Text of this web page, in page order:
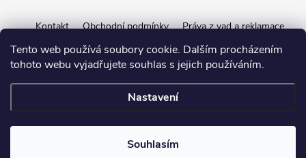
Tento web používá soubory cookie. Dalším procházením
tohoto webu vyjadřujete souhlas s jejich používáním.
Nastavení
Souhlasím
a
Kontakt Obchodní podmínky
Práva z vad a reklamace
Záruka Liquid Force
Reklamační řád pro firmy
Copyright 2026wakeshop.cz. Všechna práva vyhrazena.